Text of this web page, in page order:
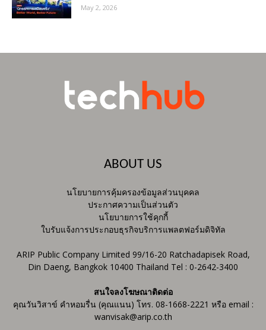
May 2, 2026
ABOUT US
นโยบายการคุ้มครองข้อมูลส่วนบุคคล
ประกาศความเป็นส่วนตัว
นโยบายการใช้คุกกี้
ใบรับแจ้งการประกอบธุรกิจบริการแพลตฟอร์มดิจิทัล
ARIP Public Company Limited 99/16-20 Ratchadapisek Road,
Din Daeng, Bangkok 10400 Thailand Tel : 0-2642-3400
สนใจลงโฆษณาติดต่อ
คุณวันวิสาข์ คำหอมรื่น (คุณแนน) โทร. 08-1668-2221 หรือ email :
wanvisak@arip.co.th